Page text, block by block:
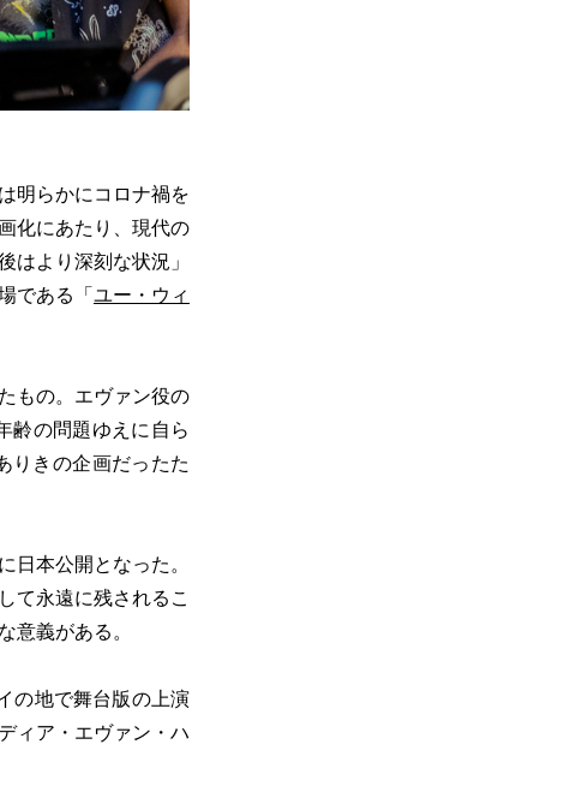
明らかにコロナ禍を
化にあたり、現代の
はより深刻な状況」
である「 ユー・ウィ
もの。エヴァン役の
齢の問題ゆえに自ら
りきの企画だったた
本公開となった。
て永遠に残されるこ
意義がある。
の地で舞台版の上演
ィア・エヴァン・ハ